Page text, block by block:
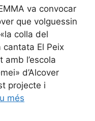
va convocar
que volguessin
colla del
El Peix
amb l’escola
d’Alcover
projecte i
més